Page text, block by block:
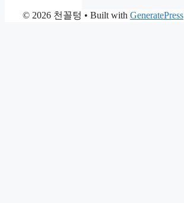
© 2026 천꼴텅 • Built with GeneratePress